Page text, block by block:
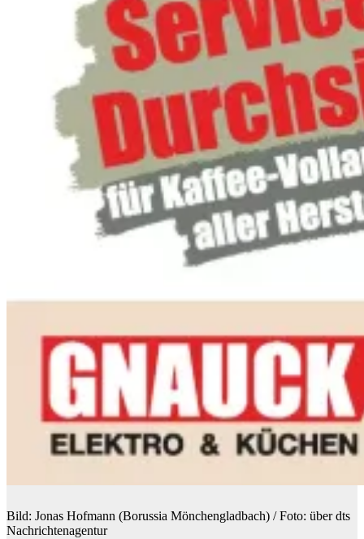
Bild: Jonas Hofmann (Borussia Mönchengladbach) / Foto: über dts
Nachrichtenagentur